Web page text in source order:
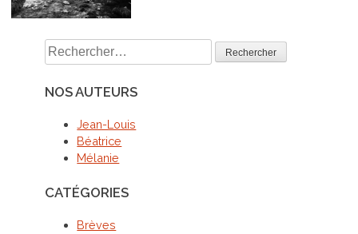
Rechercher :
NOS AUTEURS
Jean-Louis
Béatrice
Mélanie
CATÉGORIES
Brèves